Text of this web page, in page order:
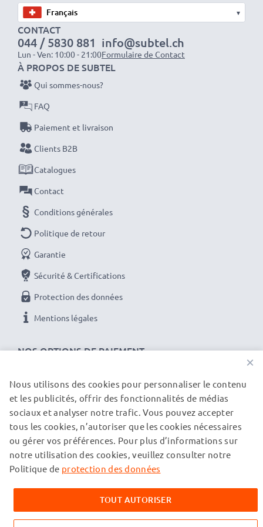
grâce au recyclage.
Optez pour CELLONIC et ne faites aucun compromis
sur la qualité. Passez votre commande dès maintenant
▾
CONTACT
044 / 5830 881
Lun - Ven: 10:00 - 21:00
info@subtel.ch
Formulaire de Contact
NOS OPTIONS DE PAIEMENT
À PROPOS DE SUBTEL
Qui sommes-nous?
FAQ
Paiement et livraison
Clients B2B
Catalogues
Contact
Conditions générales
Politique de retour
Garantie
Sécurité & Certifications
Protection des données
Mentions légales
NOS PARTENAIRES DE LIVRAISON
© subtel.ch 2026
Tous les prix incluent la TVA et excluent les frais de port.
Veuillez noter que toutes les marques citées sont des
mentionnées sur nos pages web uniquement pour fournir des
informations sur nos produits.
×
Nous utilisons des cookies pour personnaliser le contenu
et les publicités, offrir des fonctionnalités de médias
sociaux et analyser notre trafic. Vous pouvez accepter
tous les cookies, n’autoriser que les cookies nécessaires
ou gérer vos préférences. Pour plus d’informations sur
notre utilisation des cookies, veuillez consulter notre
Politique de protection des données
TOUT AUTORISER